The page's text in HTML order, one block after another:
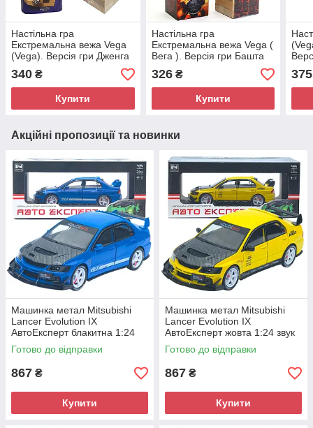
Настільна гра
Екстремальна вежа Vega
(Vega). Версія гри Дженга
(Jenga) дерево Danko
Toys (G-MV-01U)
340 ₴
Купити
Настільна гра
Екстремальна вежа Vega (
Вега ). Версія гри Башта
Дженга ( Збірка ) XTW-01-
01
326₴
Купити
375
Акційні пропозиції та новинки
Машинка метал Mitsubishi
Lancer Evolution IX
АвтоЕксперт блакитна 1:24
звук світло 21*8*7 см (G8119-
55)
Готово до відправки
867 ₴
Купити
Машинка метал Mitsubishi
Lancer Evolution IX
АвтоЕксперт жовта 1:24 звук
світло 21*8*7 см (G8119-55)
Готово до відправки
867 ₴
Купити